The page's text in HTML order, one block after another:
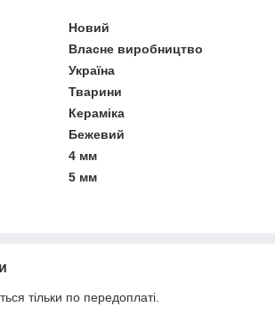
Новий
Власне виробництво
Україна
Тварини
Кераміка
Бежевий
4 мм
5 мм
тільки по передоплаті.